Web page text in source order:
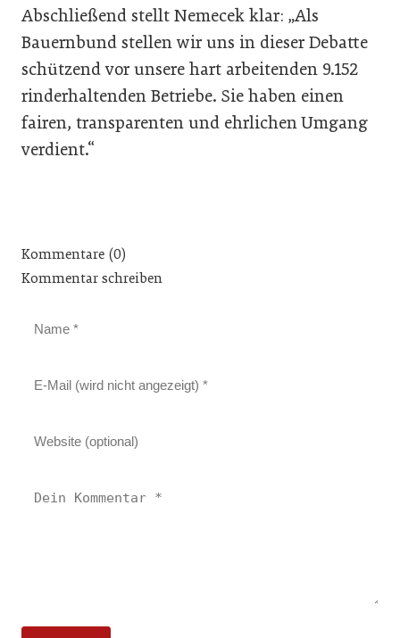
Abschließend stellt Nemecek klar: „Als
Bauernbund stellen wir uns in dieser Debatte
schützend vor unsere hart arbeitenden 9.152
rinderhaltenden Betriebe. Sie haben einen
fairen, transparenten und ehrlichen Umgang
verdient.“
Kommentare (0)
Kommentar schreiben